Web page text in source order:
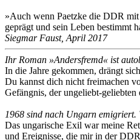
»Auch wenn Paetzke die DDR mit
geprägt und sein Leben bestimmt
Siegmar Faust, April 2017
Ihr Roman »Andersfremd« ist
In die Jahre gekommen, drängt
Du kannst dich nicht freimachen
Gefängnis, der ungeliebt-
1968 sind nach Ungarn emigriert.
Das ungarische Exil war meine
und Ereignisse, die mir in der